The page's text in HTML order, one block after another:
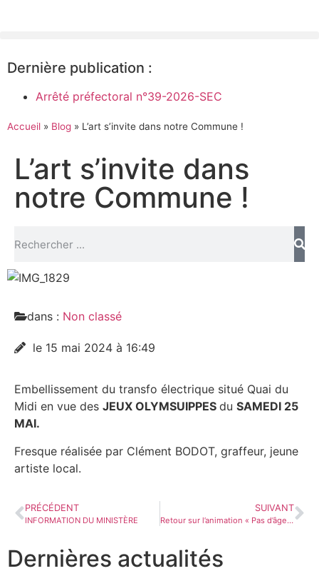
Dernière publication :
Arrêté préfectoral n°39-2026-SEC
Accueil » Blog » L’art s’invite dans notre Commune !
L’art s’invite dans
notre Commune !
Embellissement du transfo électrique situé Quai du
Midi en vue des JEUX OLYMSUIPPES du SAMEDI 25
MAI.
Fresque réalisée par Clément BODOT, graffeur, jeune
artiste local.
PRÉCÉDENT
INFORMATION DU MINISTÈRE
SUIVANT
Retour sur l’animation « Pas d’âge pour se divertir »
dans : Non classé
le 15 mai 2024 à 16:49
Dernières actualités